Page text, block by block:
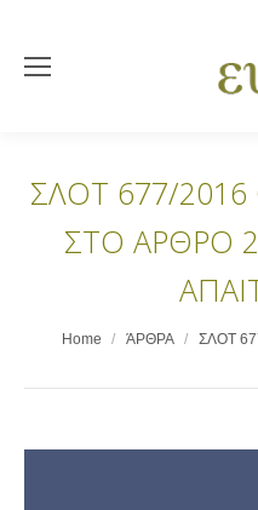
ΣΛΟΤ 677/
ΣΤΟ ΑΡΘΡΟ
You are here:
Home ΆΡΘΡΑ ΣΛΟΤ